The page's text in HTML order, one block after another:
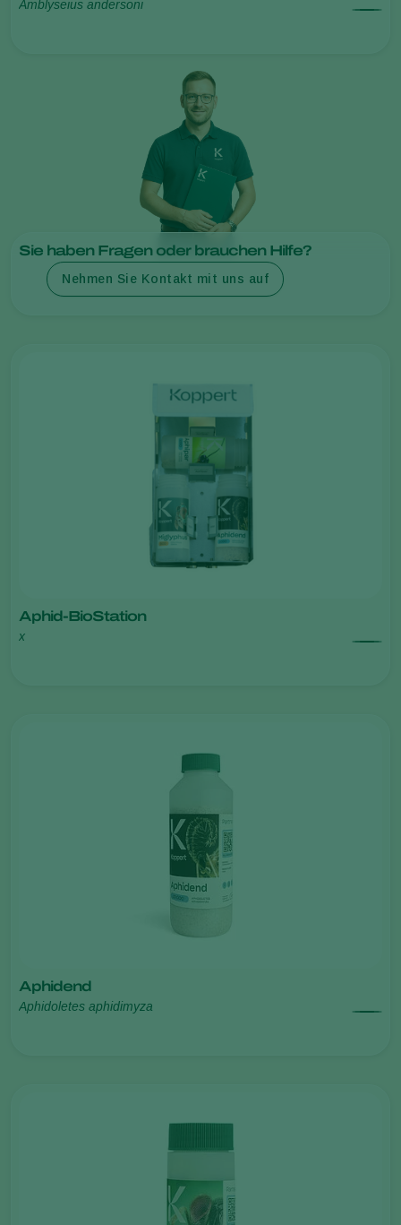
Amblyseius andersoni
Aphid-BioStation
x
Aphidend
Aphidoletes aphidimyza
Sie haben Fragen oder brauchen Hilfe?
Nehmen Sie Kontakt mit uns auf